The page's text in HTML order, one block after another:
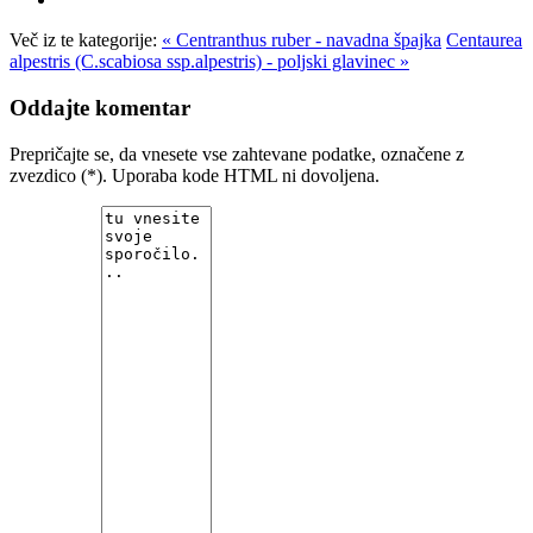
Več iz te kategorije: « Centranthus ruber - navadna špajka Centaurea
alpestris (C.scabiosa ssp.alpestris) - poljski glavinec »
Oddajte komentar
Prepričajte se, da vnesete vse zahtevane podatke, označene z
zvezdico (*). Uporaba kode HTML ni dovoljena.